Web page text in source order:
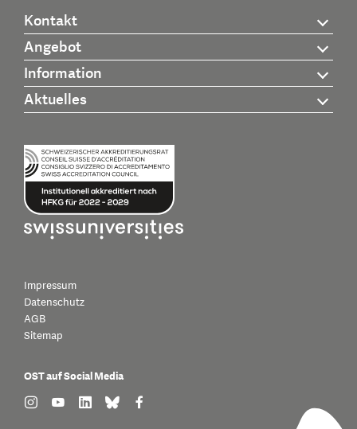
Kontakt
Angebot
Information
Aktuelles
Impressum
Datenschutz
AGB
Sitemap
OST auf Social Media
find us on: instagram
find us on: youtube
find us on: linkedin
find us on: bluesky
find us on: facebook